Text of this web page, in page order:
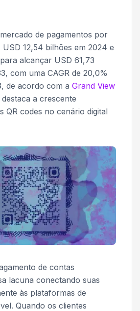
de pagamentos por
USD 12,54 bilhões em 2024 e
alcançar USD 61,73
com uma CAGR de 20,0%
de acordo com a Grand View
destaca a crescente
QR codes no cenário digital
de contas
lacuna conectando suas
às plataformas de
Quando os clientes